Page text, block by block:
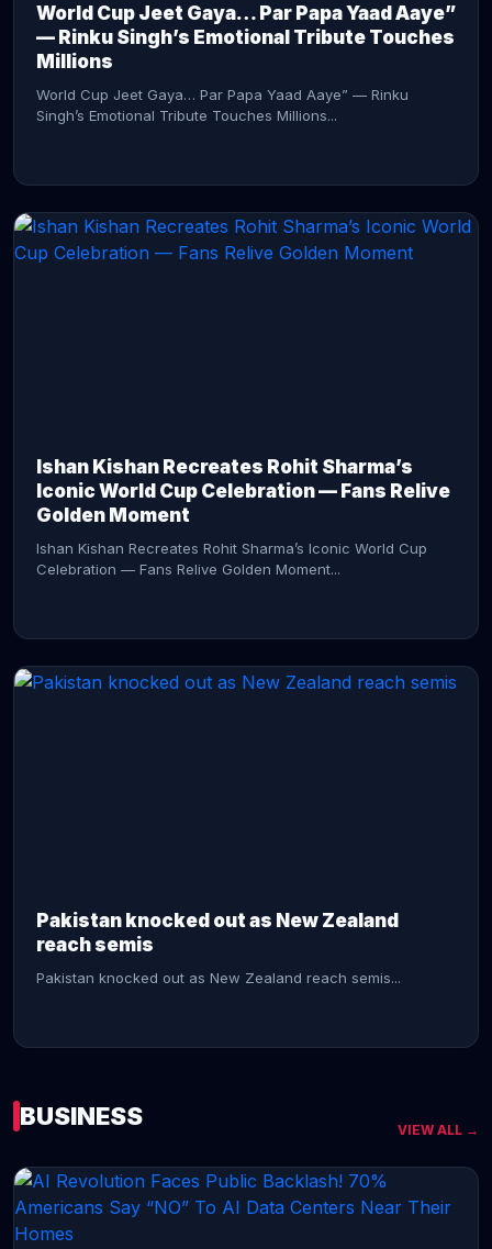
World Cup Jeet Gaya… Par Papa Yaad Aaye”
— Rinku Singh’s Emotional Tribute Touches
Millions
World Cup Jeet Gaya… Par Papa Yaad Aaye” — Rinku
Singh’s Emotional Tribute Touches Millions...
Ishan Kishan Recreates Rohit Sharma’s
Iconic World Cup Celebration — Fans Relive
Golden Moment
Ishan Kishan Recreates Rohit Sharma’s Iconic World Cup
Celebration — Fans Relive Golden Moment...
Pakistan knocked out as New Zealand
reach semis
Pakistan knocked out as New Zealand reach semis...
CONTINUE READING →
BUSINESS VIEW ALL →